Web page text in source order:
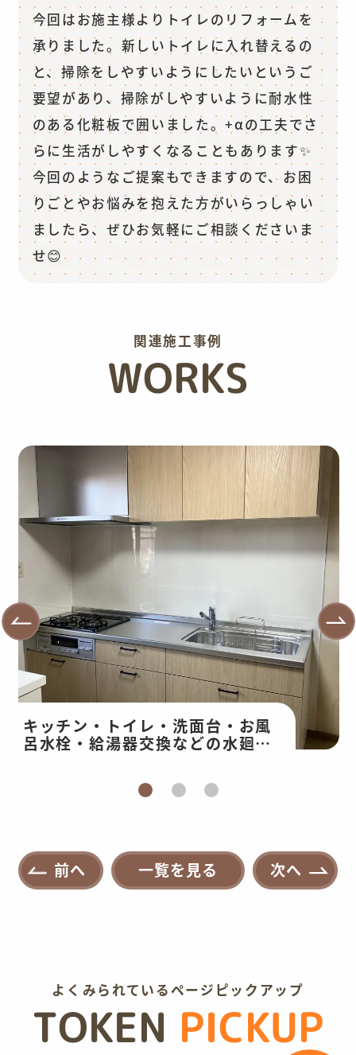
今回はお施主様よりトイレのリフォームを
承りました。新しいトイレに入れ替えるの
と、掃除をしやすいようにしたいというご
要望があり、掃除がしやすいように耐水性
のある化粧板で囲いました。+αの工夫でさ
らに生活がしやすくなることもあります✨
今回のようなご提案もできますので、お困
りごとやお悩みを抱えた方がいらっしゃい
ましたら、ぜひお気軽にご相談くださいま
せ😊
関連施工事例
WORKS
キッチン・トイレ・洗面台・お風
呂水栓・給湯器交換などの水廻り
前へ 一覧を見る 次へ
よくみられているページピックアップ
TOKEN PICKUP